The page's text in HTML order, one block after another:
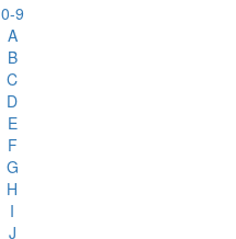
0-9
A
B
C
D
E
F
G
H
I
J